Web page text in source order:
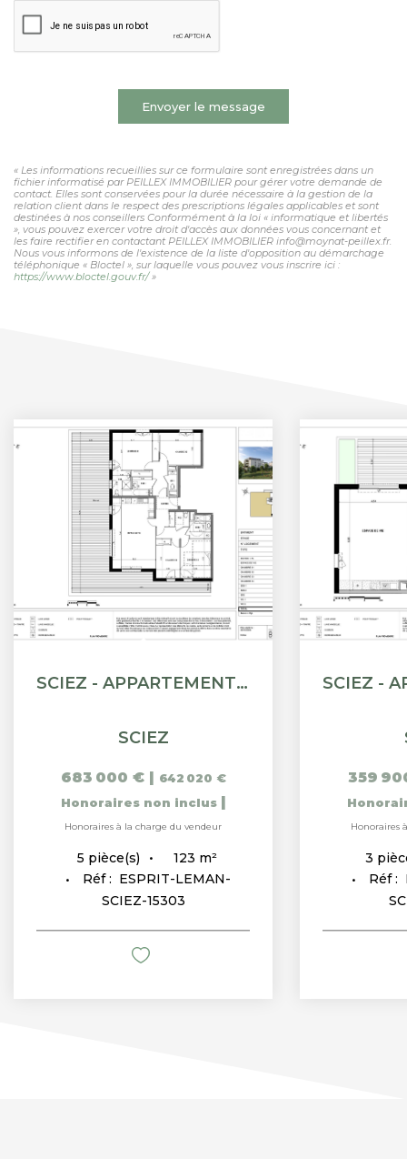
Envoyer le message
« Les informations recueillies sur ce formulaire sont enregistrées dans un
fichier informatisé par PEILLEX IMMOBILIER pour gérer votre demande de
contact. Elles sont conservées pour la durée nécessaire à la gestion de la
relation client dans le respect des prescriptions légales applicables et sont
destinées à nos conseillers Conformément à la loi « informatique et libertés
», vous pouvez exercer votre droit d'accès aux données vous concernant et
les faire rectifier en contactant PEILLEX IMMOBILIER info@moynat-peillex.fr.
Nous vous informons de l'existence de la liste d'opposition au démarchage
téléphonique « Bloctel », sur laquelle vous pouvez vous inscrire ici :
https://www.bloctel.gouv.fr/»
SCIEZ - APPARTEMENT ATTIQUE T5 - 123.23M²
SCIEZ
683 000 € | 642 020 €
Honoraires non inclus |
Honoraires à la charge du vendeur
5 pièce(s) 123 m²
Réf : ESPRIT-LEMAN-
SCIEZ-15303
359
Honoraires
3
Réf :